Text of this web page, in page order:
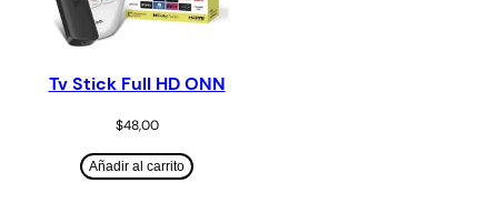
Tv Stick Full HD ONN
$48,00
Añadir al carrito